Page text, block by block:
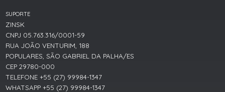
SUPORTE
ZINSK
CNPJ 05.763.316/0001-59
RUA JOÃO VENTURIM, 188
POPULARES, SÃO GABRIEL DA PALHA/ES
CEP 29780-000
TELEFONE +55 (27) 99984-1347
WHATSAPP +55 (27) 99984-1347